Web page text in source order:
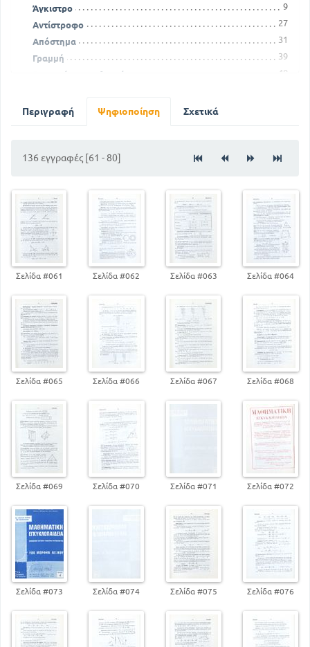
Άγκιστρο
9
Αντίστροφο
27
Απόστημα
31
Γραμμή
39
Γωνιακός συντελεστής
48
Διώνυμο
Εξίσωση
89
Περιγραφή Ψηφιοποίηση Σχετικά
136 εγγραφές [61 - 80]
Σελίδα #061 Σελίδα #062 Σελίδα #063 Σελίδα #064
Σελίδα #065 Σελίδα #066 Σελίδα #067 Σελίδα #068
Σελίδα #069 Σελίδα #070 Σελίδα #071 Σελίδα #072
Σελίδα #073 Σελίδα #074 Σελίδα #075 Σελίδα #076